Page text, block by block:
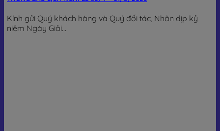
Kính gửi Quý khách hàng và Quý đối tác, Nhân dịp kỷ
niệm Ngày Giải...